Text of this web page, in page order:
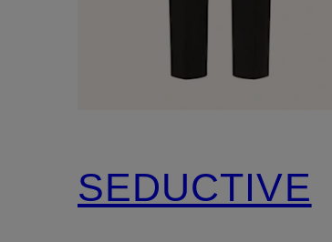
SEDUCTIVE